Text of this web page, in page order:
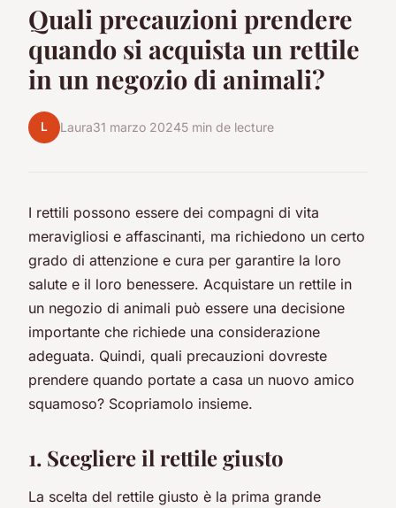
Quali precauzioni prendere
quando si acquista un rettile
in un negozio di animali?
L Laura31 marzo 20245 min de lecture
I rettili possono essere dei compagni di vita
meravigliosi e affascinanti, ma richiedono un certo
grado di attenzione e cura per garantire la loro
salute e il loro benessere. Acquistare un rettile in
un negozio di animali può essere una decisione
importante che richiede una considerazione
adeguata. Quindi, quali precauzioni dovreste
prendere quando portate a casa un nuovo amico
squamoso? Scopriamolo insieme.
1. Scegliere il rettile giusto
La scelta del rettile giusto è la prima grande